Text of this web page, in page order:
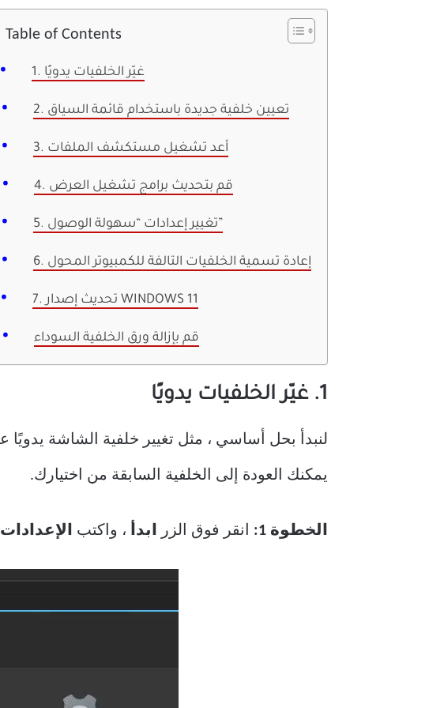
Table of Contents
1. غيّر الخلفيات يدويًا
2. تعيين خلفية جديدة باستخدام قائمة السياق
3. أعد تشغيل مستكشف الملفات
4. قم بتحديث برامج تشغيل العرض
5. تغيير إعدادات “سهولة الوصول”
6. إعادة تسمية الخلفيات التالفة للكمبيوتر المحول
7. تحديث إصدار WINDOWS 11
قم بإزالة ورق الخلفية السوداء
1. غيّر الخلفيات يدويًا
يمكنك العودة إلى الخلفية السابقة من اختيارك.
الخطوة 1: انقر فوق الزر ابدأ ، واكتب الإعدادات